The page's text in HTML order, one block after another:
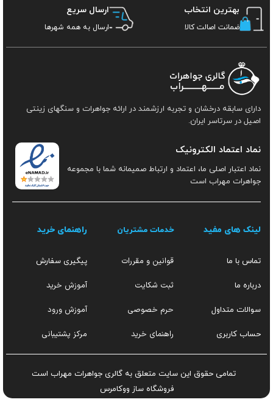
بهترین انتخاب
ضمانت اصالت کالا
ارسال سریع
ارسال به همه شهرها
دارای سابقه درخشان و تجربه ارزشمند در ارائه جواهرات و سنگهای زینتی
اصیل در سرتاسر ایران.
نماد اعتماد الکترونیک
نماد اعتبار اصلی ما، اعتماد و ارتباط صمیمانه شما با مجموعه
جواهرات مهراب است
لینک های مفید
تماس با ما
درباره ما
سوالات متداول
حساب کاربری
خدمات مشتریان
قوانین و مقررات
ثبت شکایت
حرم خصوصی
راهنمای خرید
راهنمای خرید
پیگیری سفارش
آموزش خرید
آموزش ورود
مرکز پشتیبانی
تمامی حقوق این سایت متعلق به گالری جواهرات مهراب است
فروشگاه ساز ووکامرس